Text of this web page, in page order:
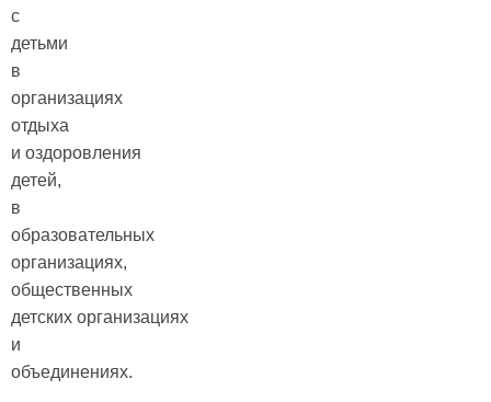
с
детьми
в
организациях
отдыха
и оздоровления
детей,
в
образовательных
организациях,
общественных
детских организациях
и
объединениях.